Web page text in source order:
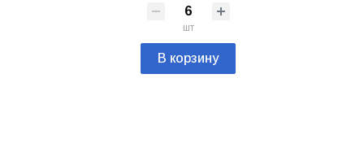
шт
В корзину